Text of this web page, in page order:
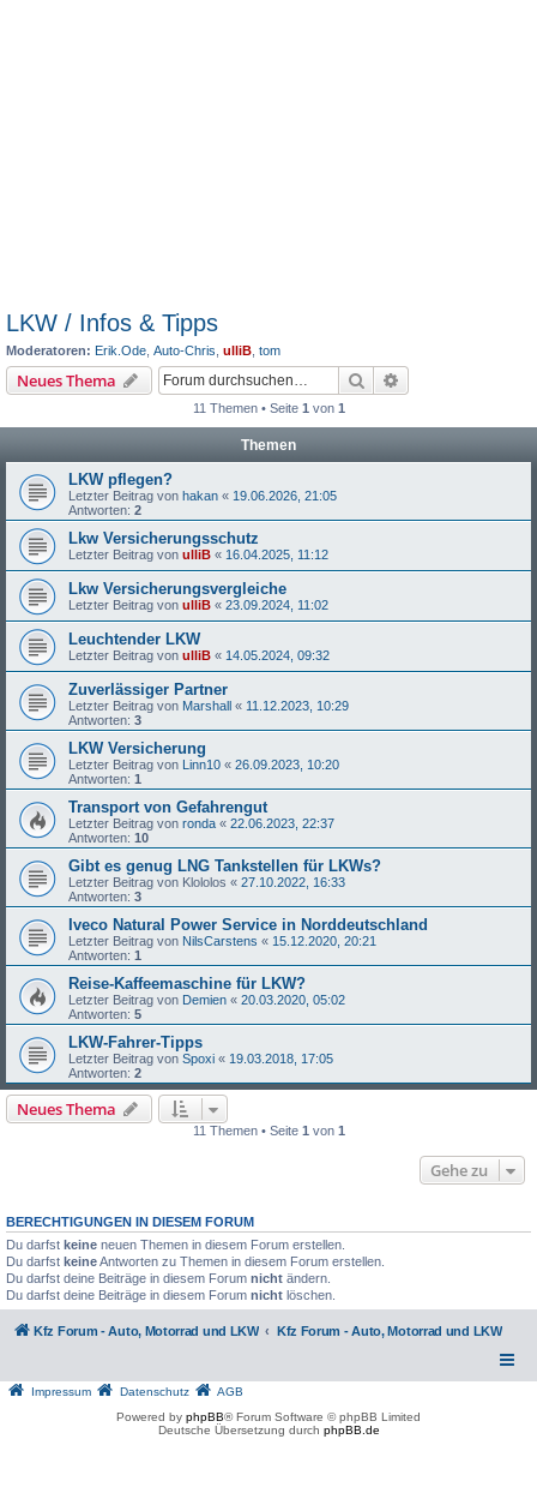
LKW / Infos & Tipps
Moderatoren: Erik.Ode Auto-Chris ulliB tom
Neues Thema Suche
11 Themen • Seite 1 von 1
Themen
LKW pflegen?
Letzter Beitrag von hakan « 19.06.2026, 21:05
Antworten: 2
Lkw Versicherungsschutz
Letzter Beitrag von ulliB « 16.04.2025, 11:12
Lkw Versicherungsvergleiche
Letzter Beitrag von ulliB « 23.09.2024, 11:02
Leuchtender LKW
Letzter Beitrag von ulliB « 14.05.2024, 09:32
Zuverlässiger Partner
Letzter Beitrag von Marshall « 11.12.2023, 10:29
Antworten: 3
LKW Versicherung
Letzter Beitrag von Linn10 « 26.09.2023, 10:20
Antworten: 1
Transport von Gefahrengut
Letzter Beitrag von ronda « 22.06.2023, 22:37
Antworten: 10
Gibt es genug LNG Tankstellen für LKWs?
Letzter Beitrag von Klololos « 27.10.2022, 16:33
Antworten: 3
Iveco Natural Power Service in Norddeutschland
Letzter Beitrag von NilsCarstens « 15.12.2020, 20:21
Antworten: 1
Reise-Kaffeemaschine für LKW?
Letzter Beitrag von Demien « 20.03.2020, 05:02
Antworten: 5
LKW-Fahrer-Tipps
Letzter Beitrag von Spoxi « 19.03.2018, 17:05
Antworten: 2
Neues Thema
11 Themen • Seite 1 von 1
Gehe zu
BERECHTIGUNGEN IN DIESEM FORUM
Du darfst keine neuen Themen in diesem Forum erstellen.
Du darfst keineAntworten zu Themen in diesem Forum erstellen.
Du darfst deine Beiträge in diesem Forum nicht ändern.
Du darfst deine Beiträge in diesem Forum nicht löschen.
Kfz Forum - Auto, Motorrad und LKW Kfz Forum - Auto, Motorrad und LKW
Impressum Datenschutz
AGB
Powered by phpBB® Forum Software © phpBB Limited
Deutsche Übersetzung durch phpBB.de